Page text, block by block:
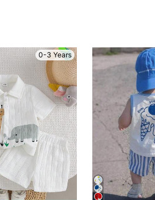
0-3 Years